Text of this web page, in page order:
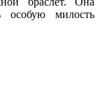
особую милость